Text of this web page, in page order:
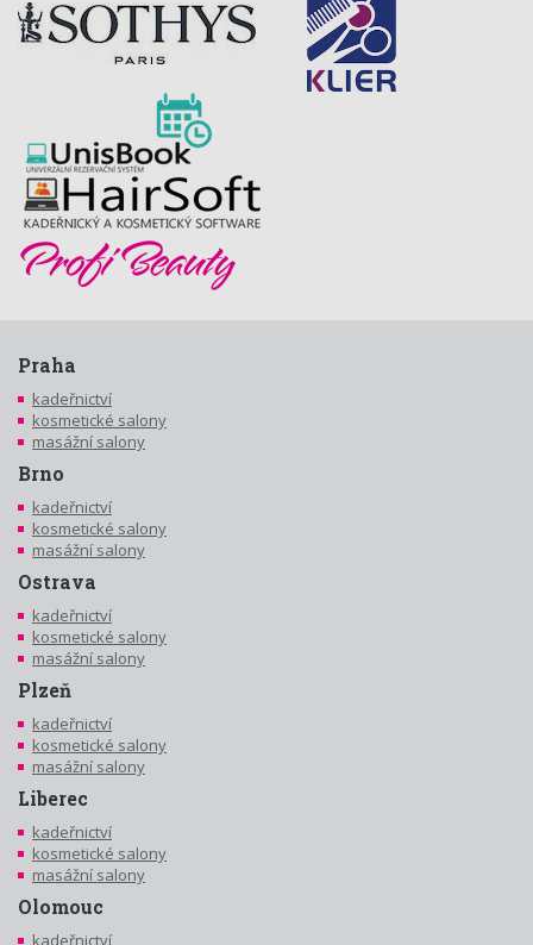
Praha
kadeřnictví
kosmetické salony
masážní salony
Brno
kadeřnictví
kosmetické salony
masážní salony
Ostrava
kadeřnictví
kosmetické salony
masážní salony
Plzeň
kadeřnictví
kosmetické salony
masážní salony
Liberec
kadeřnictví
kosmetické salony
masážní salony
Olomouc
kadeřnictví